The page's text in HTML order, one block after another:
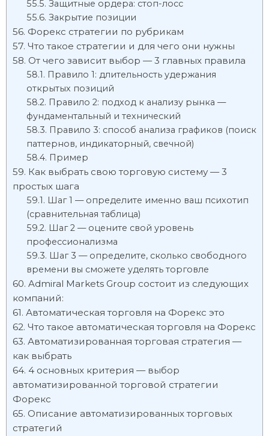
Защитные ордера: стоп-лосс
Закрытие позиции
Форекс стратегии по рубрикам
Что такое стратегии и для чего они нужны
От чего зависит выбор — 3 главных правила
Правило 1: длительность удержания
открытых позиций
Правило 2: подход к анализу рынка —
фундаментальный и технический
Правило 3: способ анализа графиков (поиск
паттернов, индикаторный, свечной)
Пример
Как выбрать свою торговую систему — 3
простых шага
Шаг 1 — определите именно ваш психотип
(сравнительная таблица)
Шаг 2 — оцените свой уровень
профессионализма
Шаг 3 — определите, сколько свободного
времени вы сможете уделять торговле
Admiral Markets Group состоит из следующих
компаний:
Автоматическая торговля на Форекс это
Что такое автоматическая торговля на Форекс
Автоматизированная торговая стратегия —
как выбрать
4 основных критерия — выбор
автоматизированной торговой стратегии
Форекс
Описание автоматизированных торговых
стратегий